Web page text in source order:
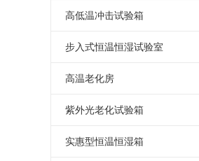
两箱冷热冲击试验箱
高低温交变试验箱
高低温循环试验箱
高低温恒温试验箱
高低温老化试验箱
高低温箱
高低温湿热老化试验箱
立式恒温恒湿试验箱
恒温恒湿测试箱
恒温恒湿试验机
小型恒温恒湿箱
温湿度试验箱
可程式恒温恒湿箱
温度冲击试验机
温度冲击测试箱
温度冲击测试机
快速温变试验箱
温度循环试验箱
应力筛选试验箱
快速温变试验箱
高低温冲击试验箱
高低温冲击试验箱
高低温冲击试验机
高低温冲击测试箱
高低温冲击测试机
步入式恒温恒湿试验室
步入式恒温恒湿试验室
恒温恒湿实验室
步入式高低温试验室
高温老化房
高温老化房
高温老化室
紫外光老化试验箱
紫外光老化试验箱
实惠型恒温恒湿箱